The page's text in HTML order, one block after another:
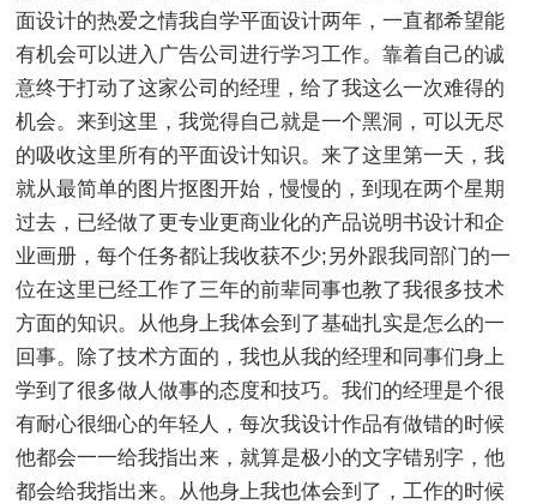
面设计的热爱之情我自学平面设计两年，一直都希望能
有机会可以进入广告公司进行学习工作。靠着自己的诚
意终于打动了这家公司的经理，给了我这么一次难得的
机会。来到这里，我觉得自己就是一个黑洞，可以无尽
的吸收这里所有的平面设计知识。来了这里第一天，我
就从最简单的图片抠图开始，慢慢的，到现在两个星期
过去，已经做了更专业更商业化的产品说明书设计和企
业画册，每个任务都让我收获不少;另外跟我同部门的一
位在这里已经工作了三年的前辈同事也教了我很多技术
方面的知识。从他身上我体会到了基础扎实是怎么的一
回事。除了技术方面的，我也从我的经理和同事们身上
学到了很多做人做事的态度和技巧。我们的经理是个很
有耐心很细心的年轻人，每次我设计作品有做错的时候
他都会一一给我指出来，就算是极小的文字错别字，他
都会给我指出来。从他身上我也体会到了，工作的时候